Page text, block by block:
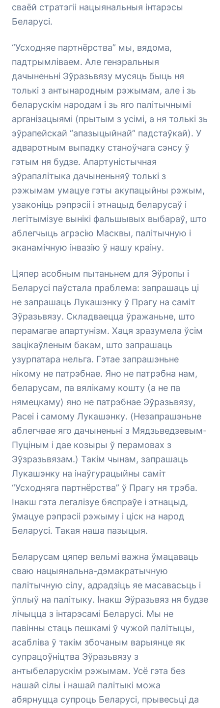
сваёй стратэгіі нацыянальныя інтарэсы
Беларусі.
“Усходняе партнёрства” мы, вядома,
падтрымліваем. Але генэральныя
дачыненьні Эўразьвязу мусяць быць ня
толькі з антынародным рэжымам, але і зь
беларускім народам і зь яго палітычнымі
арганізацыямі (прытым з усімі, а ня толькі зь
эўрапейскай “апазыцыйнай” падстаўкай). У
адваротным выпадку станоўчага сэнсу ў
гэтым ня будзе. Апартуністычная
эўрапалітыка дачыненьняў толькі з
рэжымам умацуе гэты акупацыйны рэжым,
узаконіць рэпрэсіі і этнацыд беларусаў і
легітымізуе вынікі фальшывых выбараў, што
аблегчыць агрэсію Масквы, палітычную і
эканамічную інвазію ў нашу краіну.
Цяпер асобным пытаньнем для Эўропы і
Беларусі паўстала праблема: запрашаць ці
не запрашаць Лукашэнку ў Прагу на саміт
Эўразьвязу. Складваецца ўражаньне, што
перамагае апартунізм. Хаця зразумела ўсім
зацікаўленым бакам, што запрашаць
узурпатара нельга. Гэтае запрашэньне
нікому не патрэбнае. Яно не патрэбна нам,
беларусам, па вялікаму кошту (а не па
нямецкаму) яно не патрэбнае Эўразьвязу,
Расеі і самому Лукашэнку. (Незапрашэньне
аблегчвае яго дачыненьні з Мядзьведзевым-
Пуціным і дае козыры ў перамовах з
Эўзразьвязам.) Такім чынам, запрашаць
Лукашэнку на інаўгурацыйны саміт
“Усходняга партнёрства” ў Прагу ня трэба.
Інакш гэта легалізуе бяспраўе і этнацыд,
ўмацуе рэпрэсіі рэжыму і ціск на народ
Беларусі. Такая наша пазыцыя.
Беларусам цяпер вельмі важна ўмацаваць
сваю нацыянальна-дэмакратычную
палітычную сілу, адрадзіць яе масавасьць і
ўплыў на палітыку. Інакш Эўразьвяз ня будзе
лічыцца з інтарэсамі Беларусі. Мы не
павінны стаць пешкамі ў чужой палітыцы,
асабліва ў такім збочаным варыянце як
супрацоўніцтва Эўразьвязу з
антыбеларускім рэжымам. Усё гэта без
нашай сілы і нашай палітыкі можа
абярнуцца супроць Беларусі, прывесьці да